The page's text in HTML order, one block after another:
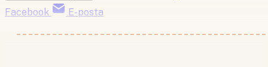
Facebook
E-posta